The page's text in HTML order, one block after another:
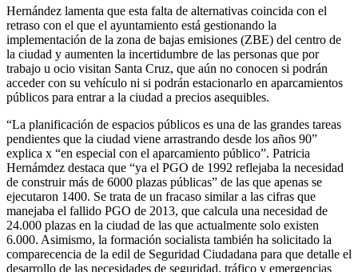
Hernández lamenta que esta falta de alternativas coincida con el
retraso con el que el ayuntamiento está gestionando la
implementación de la zona de bajas emisiones (ZBE) del centro de
la ciudad y aumenten la incertidumbre de las personas que por
trabajo u ocio visitan Santa Cruz, que aún no conocen si podrán
acceder con su vehículo ni si podrán estacionarlo en aparcamientos
públicos para entrar a la ciudad a precios asequibles.
“La planificación de espacios públicos es una de las grandes tareas
pendientes que la ciudad viene arrastrando desde los años 90”
explica x “en especial con el aparcamiento público”. Patricia
Hernámdez destaca que “ya el PGO de 1992 reflejaba la necesidad
de construir más de 6000 plazas públicas” de las que apenas se
ejecutaron 1400. Se trata de un fracaso similar a las cifras que
manejaba el fallido PGO de 2013, que calcula una necesidad de
24.000 plazas en la ciudad de las que actualmente solo existen
6.000. Asimismo, la formación socialista también ha solicitado la
comparecencia de la edil de Seguridad Ciudadana para que detalle el
desarrollo de las necesidades de seguridad, tráfico y emergencias